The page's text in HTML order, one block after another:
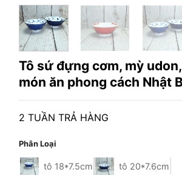
Tô sứ đựng cơm, mỳ
món ăn phong cách Nhật
2 TUẦN TRẢ HÀNG
Phân Loại
tô 18*7.5cm
tô 20*7.6cm